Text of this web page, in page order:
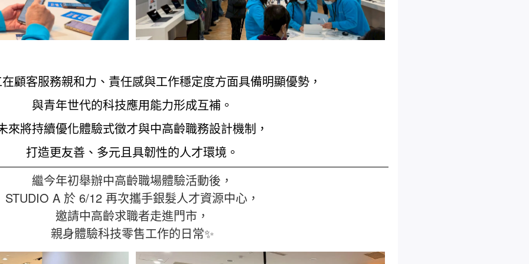
顧客服務親和力、責任感與工作穩定度方面具備明顯優勢，
與青年世代的科技應用能力形成互補。
來將持續優化體驗式徵才與中高齡職務設計機制，
打造更友善、多元且具韌性的人才環境。
繼今年初舉辦中高齡職場體驗活動後，
STUDIO A 於 6/12 再次攜手銀髮人才資源中心，
邀請中高齡求職者走進門市，
親身體驗科技零售工作的日常✨